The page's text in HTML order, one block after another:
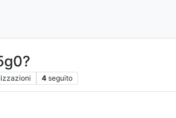
4 seguito